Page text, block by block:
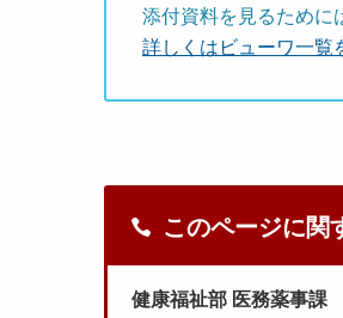
添付資料を見るために
詳しくはビューワ一覧
このページに関
健康福祉部 医務薬事課